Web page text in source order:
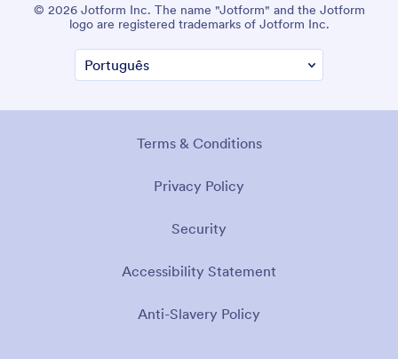
© 2026 Jotform Inc. The name "Jotform" and the Jotform
logo are registered trademarks of Jotform Inc.
Terms & Conditions
Privacy Policy
Security
Accessibility Statement
Anti-Slavery Policy